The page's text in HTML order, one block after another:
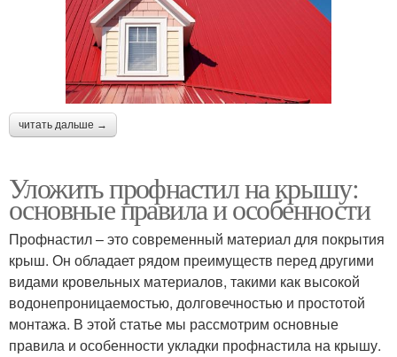
читать дальше →
Уложить профнастил на крышу:
основные правила и особенности
Профнастил – это современный материал для покрытия
крыш. Он обладает рядом преимуществ перед другими
видами кровельных материалов, такими как высокой
водонепроницаемостью, долговечностью и простотой
монтажа. В этой статье мы рассмотрим основные
правила и особенности укладки профнастила на крышу.